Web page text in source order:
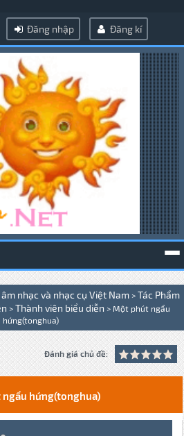
Đăng nhập Đăng kí
nhạc và nhạc cụ Việt Nam > Tác Phẩm
> Thành viên biểu diễn > Một phút ngẩu
hứng(tonghua)
Đánh giá chủ đề:
hứng(tonghua)